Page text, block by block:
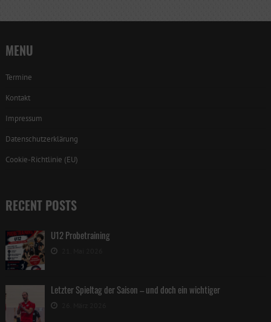
MENU
Termine
Kontakt
Impressum
Datenschutzerklärung
Cookie-Richtlinie (EU)
RECENT POSTS
U12 Probetraining
Letzter Spieltag der Saison – und doch ein wichtiger